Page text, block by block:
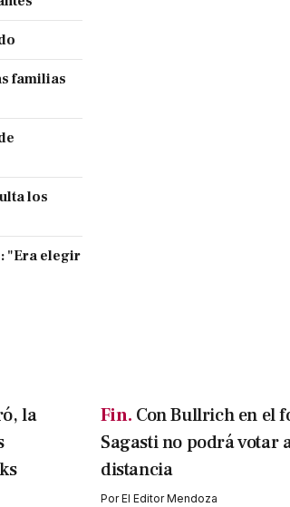
familias
los
"Era elegir
la
Fin. Con Bullrich en el
Sagasti no podrá votar
distancia
PorEl Editor Mendoza